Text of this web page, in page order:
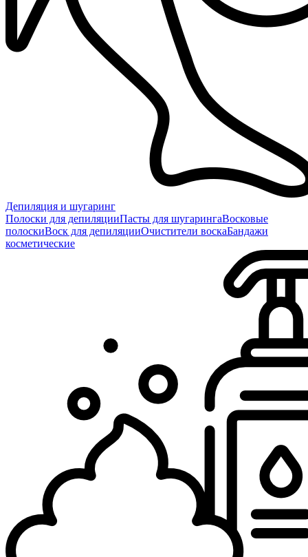
Депиляция и шугаринг
Полоски для депиляцииПасты для шугарингаВосковые
полоскиВоск для депиляцииОчистители воскаБандажи
косметические